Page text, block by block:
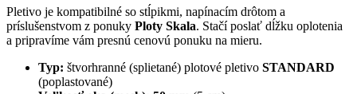
Pletivo je kompatibilné so stĺpikmi, napínacím drôtom a
príslušenstvom z ponuky Ploty Skala. Stačí poslať dĺžku oplotenia
a pripravíme vám presnú cenovú ponuku na mieru.
Typ: štvorhranné (splietané) plotové pletivo STANDARD
(poplastované)